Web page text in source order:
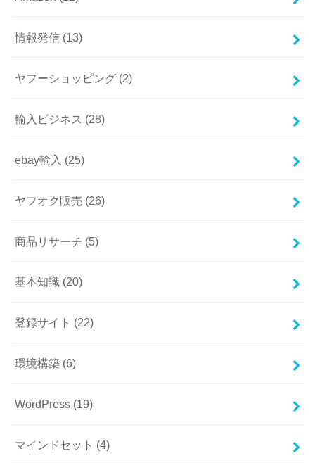
情報発信 (13)
ヤフーショッピング (2)
輸入ビジネス (28)
ebay輸入 (25)
ヤフオク販売 (26)
商品リサーチ (5)
基本知識 (20)
登録サイト (22)
環境構築 (6)
WordPress (19)
マインドセット (4)